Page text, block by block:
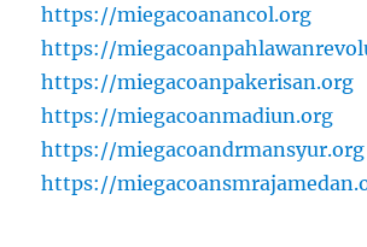
https://miegacoanancol.org
https://
https://miegacoanpakerisan.org
https://miegacoanmadiun.org
https://miegacoandrmansyur.org
https://